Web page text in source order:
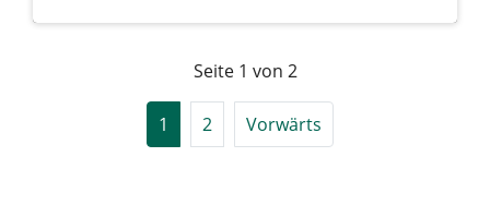
Seite 1 von 2
1 2 Vorwärts